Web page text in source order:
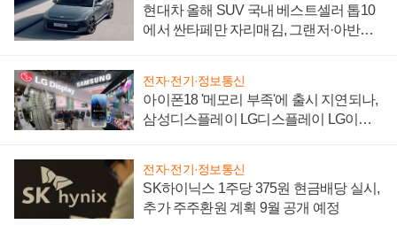
현대차 올해 SUV 국내 베스트셀러 톱10
에서 싼타페만 자리매김, 그랜저·아반떼
전자·전기·정보통신
아이폰18 '메모리 부족'에 출시 지연되나,
삼성디스플레이 LG디스플레이 LG이노
전자·전기·정보통신
SK하이닉스 1주당 375원 현금배당 실시,
추가 주주환원 계획 9월 공개 예정